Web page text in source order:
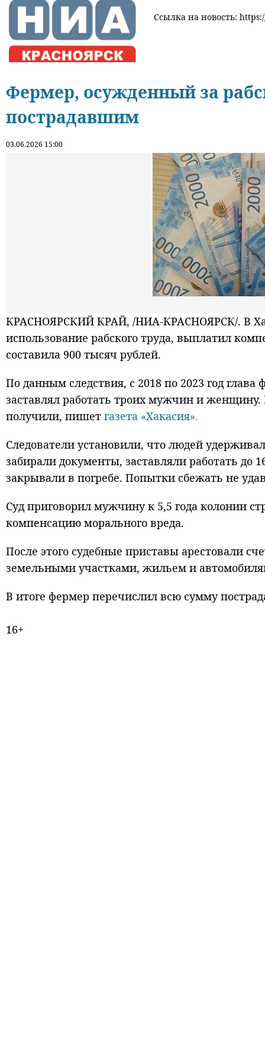
Ссылка на новость:
Фермер, осужденный за
пострадавшим
03.06.2026 15:00
КРАСНОЯРСКИЙ КРАЙ, /НИА-КРАСНОЯРСК/. В
использование рабского труда, выплатил
составила 900 тысяч рублей.
По данным следствия, с 2018 по 2023 год
заставлял работать троих мужчин и
получили, пишет газета «Хакасия».
Следователи установили, что людей
забирали документы, заставляли работать до
закрывали в погребе. Попытки сбежать не
Суд приговорил мужчину к 5,5 года колонии
компенсацию морального вреда.
После этого судебные приставы арестовали
земельными участками, жильем и
В итоге фермер перечислил всю сумму
16+